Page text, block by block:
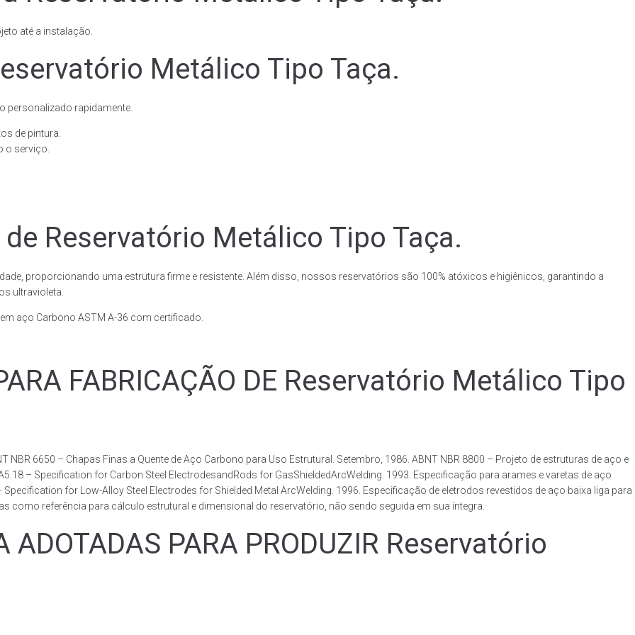
até a instalação.
Metálico Tipo Taça.
personalizado rapidamente.
de pintura.
o serviço.
Reservatório Metálico Tipo Taça.
proporcionando uma estrutura firme e resistente. Além disso, nossos reservatórios são 100% atóxicos e higiênicos, garantindo a
ultravioleta.
aço Carbono ASTM A-36 com certificado.
FABRICAÇÃO DE Reservatório Metálico Tipo
6650 – Chapas Finas a Quente de Aço Carbono para Uso Estrutural. Setembro, 1986. ABNT NBR 8800 – Projeto de estruturas de aço e
– Specification for Carbon Steel ElectrodesandRods for GasShieldedArcWelding. 1993. Especificação para arames e varetas de aço
for Low-Alloy Steel Electrodes for Shielded Metal ArcWelding. 1996. Especificação de eletrodos revestidos de aço baixa liga para
referência para cálculo estrutural e dimensional do reservatório, não sendo seguida em sua íntegra.
ADOTADAS PARA PRODUZIR Reservatório